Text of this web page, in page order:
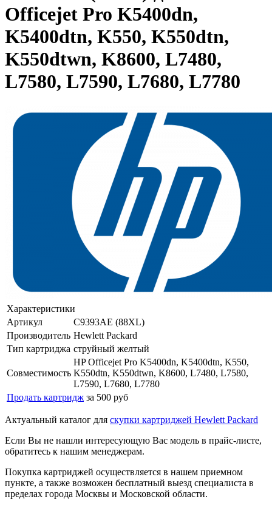
Officejet Pro K5400dn,
K5400dtn, K550, K550dtn,
K550dtwn, K8600, L7480,
L7580, L7590, L7680, L7780
Характеристики
Артикул
C9393AE (88XL)
Производитель Hewlett Packard
Тип картриджа струйный желтый
Совместимость
HP Officejet Pro K5400dn, K5400dtn, K550,
K550dtn, K550dtwn, K8600, L7480, L7580,
L7590, L7680, L7780
Продать картридж за 500 руб
Актуальный каталог для скупки картриджей Hewlett Packard
Если Вы не нашли интересующую Вас модель в прайс-листе,
обратитесь к нашим менеджерам.
Покупка картриджей осуществляется в нашем приемном
пункте, а также возможен бесплатный выезд специалиста в
пределах города Москвы и Московской области.